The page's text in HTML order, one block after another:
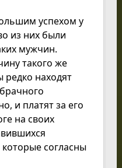
успехом у
из них были
мужчин.
такого же
находят
и платят за его
на своих
согласны